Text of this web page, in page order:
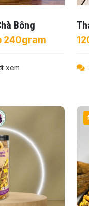
Bông
240gram
xem